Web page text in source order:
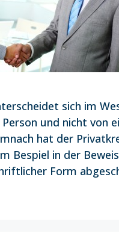
sich im
und nicht von
hat der
Bespiel in der
Form